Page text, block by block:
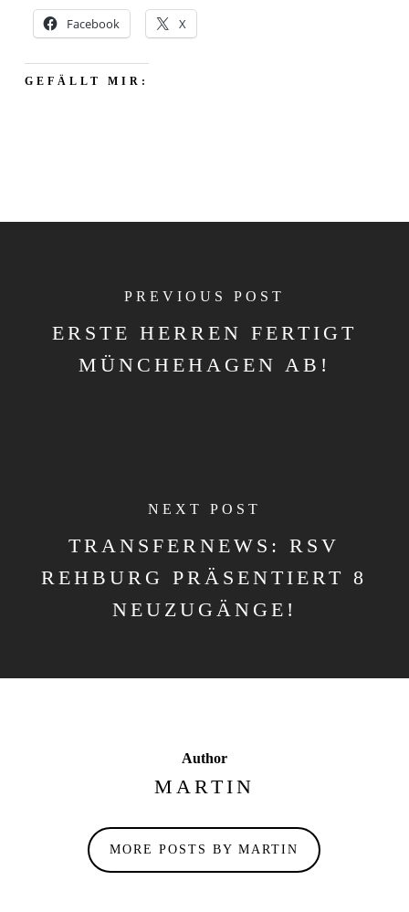
Facebook X
GEFÄLLT MIR:
PREVIOUS POST
ERSTE HERREN FERTIGT
MÜNCHEHAGEN AB!
NEXT POST
TRANSFERNEWS: RSV
REHBURG PRÄSENTIERT 8
NEUZUGÄNGE!
Author
MARTIN
MORE POSTS BY MARTIN